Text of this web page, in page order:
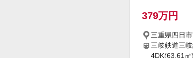
379万円
三重県四日
三岐鉄道三
4DK(63.61㎡